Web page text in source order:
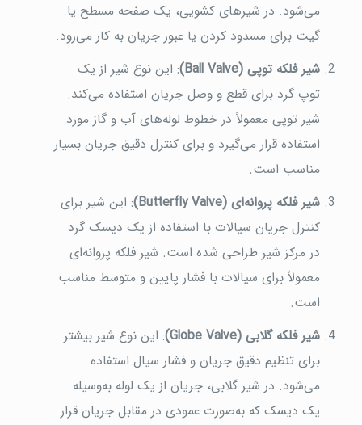
می‌شود. در شیرهای کشویی، یک صفحه مسطح یا
گیت برای مسدود کردن یا عبور جریان به کار می‌رود.
شیر فلکه توپی (Ball Valve)
: این نوع شیر از یک
توپ گرد برای قطع و وصل جریان استفاده می‌کند.
شیر توپی معمولاً در خطوط لوله‌های آب و گاز مورد
استفاده قرار می‌گیرد و برای کنترل دقیق جریان بسیار
مناسب است.
شیر فلکه پروانه‌ای (Butterfly Valve)
: این شیر برای
کنترل جریان سیالات با استفاده از یک دیسک گرد
در مرکز شیر طراحی شده است. شیر فلکه پروانه‌ای
معمولاً برای سیالات با فشار پایین و متوسط مناسب
است.
شیر فلکه گلابی (Globe Valve)
: این نوع شیر بیشتر
برای تنظیم دقیق جریان و فشار سیال استفاده
می‌شود. در شیر گلابی، جریان از یک لوله به‌وسیله
یک دیسک که به‌صورت عمودی در مقابل جریان قرار